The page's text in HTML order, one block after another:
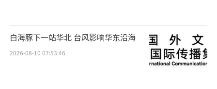
白海豚下一站华北 台风影响华东沿海
2026-08-10 07:53:46